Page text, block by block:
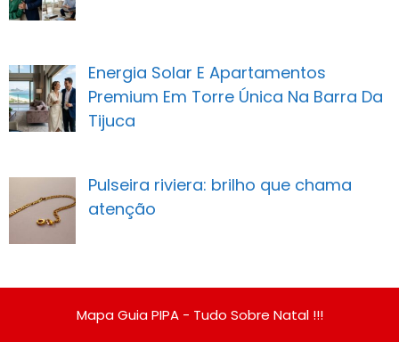
Energia Solar E Apartamentos
Premium Em Torre Única Na Barra Da
Tijuca
Pulseira riviera: brilho que chama
atenção
Mapa Guia PIPA - Tudo Sobre Natal !!!